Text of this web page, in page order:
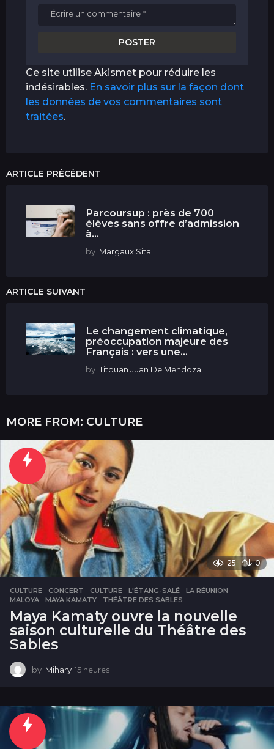
Ce site utilise Akismet pour réduire les
indésirables. En savoir plus sur la façon dont
les données de vos commentaires sont
traitées.
ARTICLE PRÉCÉDENT
Parcoursup : près de 700
élèves sans offre d’admission
à...
by Margaux Sita
ARTICLE SUIVANT
Le changement climatique,
préoccupation majeure des
Français : vers une...
by Titouan Juan De Mendoza
MORE FROM: CULTURE
25 0
CULTURE CONCERT ,CULTURE ,L'ÉTANG-SALÉ ,LA RÉUNION
MALOYA
,MAYA KAMATY ,THÉÂTRE DES SABLES
Maya Kamaty ouvre la nouvelle
saison culturelle du Théâtre des
Sables
by Mihary 15 heures
e
u